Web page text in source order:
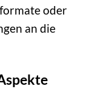
oder
an die